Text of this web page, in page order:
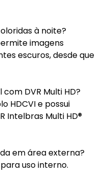
à noite?
imagens
escuros, desde que
DVR Multi HD?
HDCVI e possui
Intelbras Multi HD®
em área externa?
uso interno.